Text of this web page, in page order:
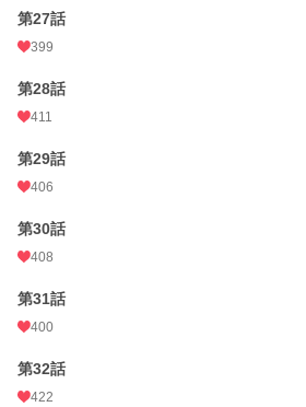
第27話
399
第28話
411
第29話
406
第30話
408
第31話
400
第32話
422